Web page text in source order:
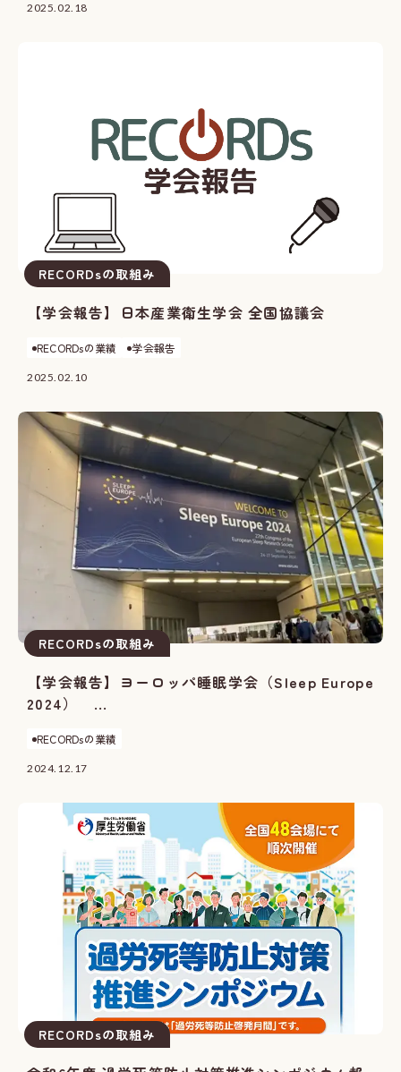
2025.02.18
RECORDsの取組み
【学会報告】日本産業衛生学会 全国協議会
RECORDsの業績 学会報告
2025.02.10
RECORDsの取組み
【学会報告】ヨーロッパ睡眠学会（Sleep Europe
2024） ...
RECORDsの業績
2024.12.17
RECORDsの取組み